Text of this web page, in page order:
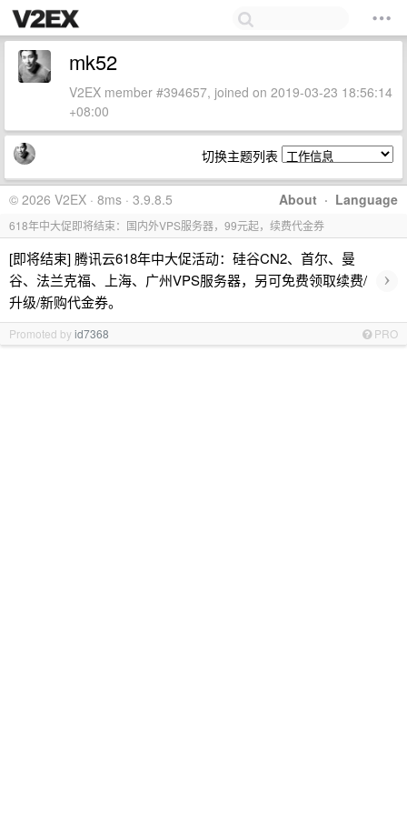
mk52
V2EX member #394657, joined on 2019-03-23 18:56:14
+08:00
切换主题列表
About · Language
© 2026 V2EX · 8ms · 3.9.8.5
618年中大促即将结束：国内外VPS服务器，99元起，续费代金券
[即将结束] 腾讯云618年中大促活动：硅谷CN2、首尔、曼
谷、法兰克福、上海、广州VPS服务器，另可免费领取续费/
升级/新购代金券。
›
Promoted byid7368 PRO